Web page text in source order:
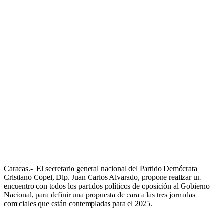
Caracas.- El secretario general nacional del Partido Demócrata
Cristiano Copei, Dip. Juan Carlos Alvarado, propone realizar un
encuentro con todos los partidos políticos de oposición al Gobierno
Nacional, para definir una propuesta de cara a las tres jornadas
comiciales que están contempladas para el 2025.